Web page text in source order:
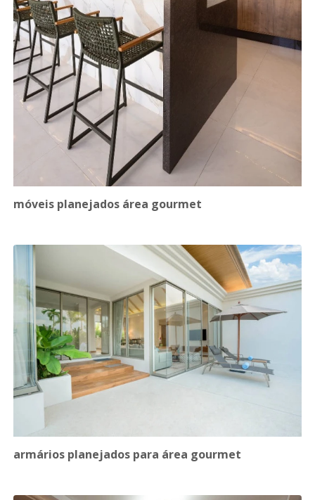
móveis planejados área gourmet
armários planejados para área gourmet